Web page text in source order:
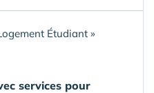
Étudiant »
services pour